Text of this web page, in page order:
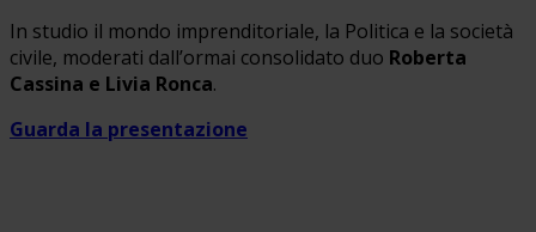
In studio il mondo imprenditoriale, la Politica e la società
civile, moderati dall’ormai consolidato duo Roberta
Cassina e Livia Ronca.
Guarda la presentazione